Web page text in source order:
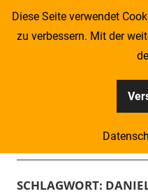
Zum
Kompass
–
Zeitung
SCHLAGWORT:
Diese Seite verwendet
zu verbessern. Mit der